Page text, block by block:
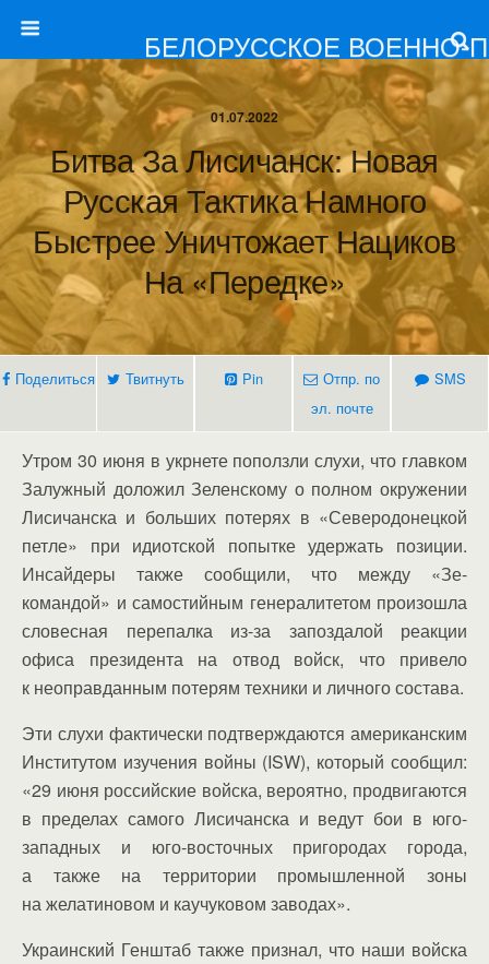
БЕЛОРУССКОЕ ВОЕННО-
01.07.2022
Битва За Лисичанск: Новая
Русская Тактика Намного
Быстрее Уничтожает Нациков
На «передке»
Поделиться Твитнуть Pin
Отпр. по
эл. почте
SMS
Утром 30 июня в укрнете поползли слухи, что главком
Залужный доложил Зеленскому о полном окружении
Лисичанска и больших потерях в «Северодонецкой
петле» при идиотской попытке удержать позиции.
Инсайдеры также сообщили, что между «Зе-
командой» и самостийным генералитетом произошла
словесная перепалка из-за запоздалой реакции
офиса президента на отвод войск, что привело
к неоправданным потерям техники и личного состава.
Эти слухи фактически подтверждаются американским
Институтом изучения войны (ISW), который сообщил:
«29 июня российские войска, вероятно, продвигаются
в пределах самого Лисичанска и ведут бои в юго-
западных и юго-восточных пригородах города,
а также на территории промышленной зоны
на желатиновом и каучуковом заводах».
Украинский Генштаб также признал, что наши войска